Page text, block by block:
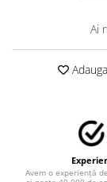
4X4/OFF ROAD
BABY ON BOARD
LOW STICKERS
Ai
Avem o experiență